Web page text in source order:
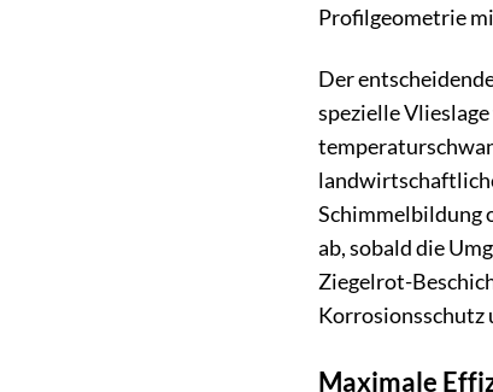
Profilgeometrie
Der
spezielle
Schimmelbildung
ab, sobald die
Ziegelrot-
Korrosionsschutz
Maximale